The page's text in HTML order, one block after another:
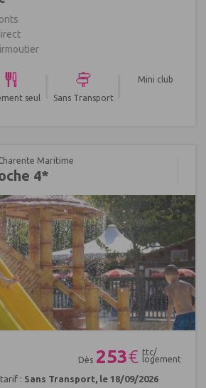
seul Sans Transport
Mini club
Maritime
4*
Dès 253€ ttc/
logement
: Sans Transport, le 18/09/2026